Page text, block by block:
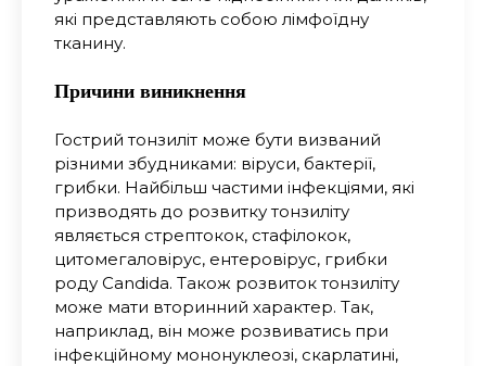
які представляють собою лімфоїдну
тканину.
Причини виникнення
Гострий тонзиліт може бути визваний
різними збудниками: віруси, бактерії,
грибки. Найбільш частими інфекціями, які
призводять до розвитку тонзиліту
являється стрептокок, стафілокок,
цитомегаловірус, ентеровірус, грибки
роду Candida. Також розвиток тонзиліту
може мати вторинний характер. Так,
наприклад, він може розвиватись при
інфекційному мононуклеозі, скарлатині,